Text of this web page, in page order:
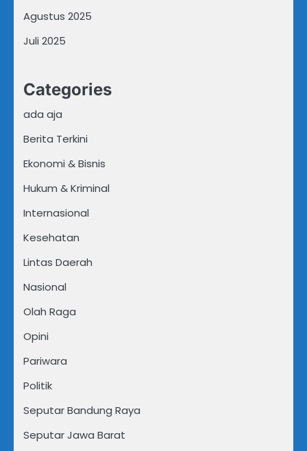
Agustus 2025
Juli 2025
Categories
ada aja
Berita Terkini
Ekonomi & Bisnis
Hukum & Kriminal
Internasional
Kesehatan
Lintas Daerah
Nasional
Olah Raga
Opini
Pariwara
Politik
Seputar Bandung Raya
Seputar Jawa Barat